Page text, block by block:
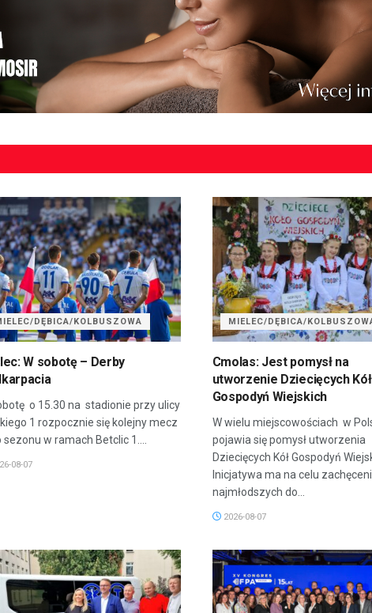
DĘBICA/KOLBUSZOWA
W sobotę – Derby
o 15.30 na stadionie przy ulicy
1 rozpocznie się kolejny mecz
sezonu w ramach Betclic 1....
08-07
MIELEC/DĘBICA/
Cmolas: Jest pomysł na
utworzenie Dziecięcych Kół
Gospodyń Wiejskich
W wielu miejscowościach w
pojawia się pomysł utworzenia
Dziecięcych Kół Gospodyń
Inicjatywa ma na celu
najmłodszych do...
2026-08-07